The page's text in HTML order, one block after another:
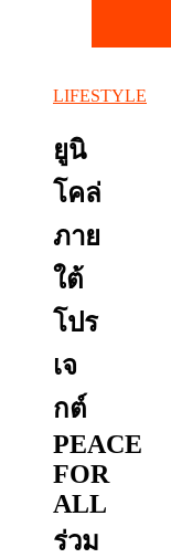
LIFESTYLE
ยูนิ
โคล่
ภาย
ใต้
โปร
เจ
กต์
PEACE
FOR
ALL
ร่วม